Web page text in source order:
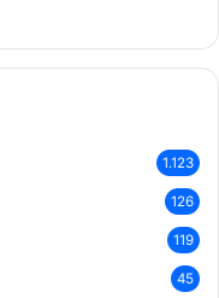
1.123
126
119
45